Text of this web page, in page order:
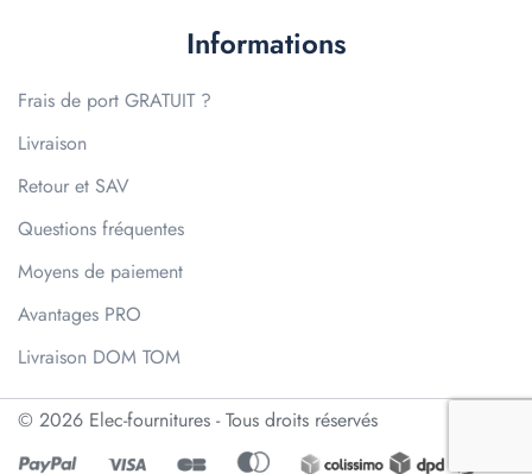
Informations
Frais de port GRATUIT ?
Livraison
Retour et SAV
Questions fréquentes
Moyens de paiement
Avantages PRO
Livraison DOM TOM
© 2026 Elec-fournitures - Tous droits réservés